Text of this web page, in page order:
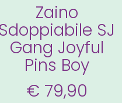
Zaino
Sdoppiabile SJ
Gang Joyful
Pins Boy
€ 79,90